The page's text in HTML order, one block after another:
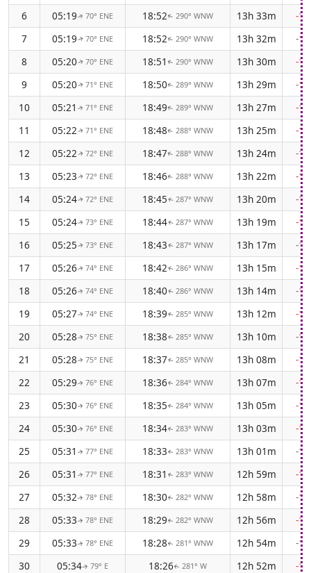
6
05:19↑70° ENE 18:52↑ 290° WNW 13h 33m
-
7
05:19↑70° ENE 18:52↑ 290° WNW 13h 32m
-
8
05:20↑70° ENE 18:51 ↑ 290° WNW 13h 30m
-
9
05:20↑71° ENE 18:50↑ 289° WNW 13h 29m
-
10
05:21 ↑71° ENE 18:49↑ 289° WNW 13h 27m
-
11
05:22↑71° ENE 18:48↑ 288° WNW 13h 25m
-
12
05:22↑72° ENE 18:47↑ 288° WNW 13h 24m
-
13
05:23↑72° ENE 18:46↑ 288° WNW 13h 22m
-
14
05:24↑72° ENE 18:45↑ 287° WNW 13h 20m
-
15
05:24↑73° ENE 18:44↑ 287° WNW 13h 19m
-
16
05:25↑73° ENE 18:43↑ 287° WNW 13h 17m
-
17
05:26↑ 74° ENE 18:42↑ 286° WNW 13h 15m
-
18
05:26↑ 74° ENE 18:40↑ 286° WNW 13h 14m
-
19
05:27↑ 74° ENE 18:39↑ 285° WNW 13h 12m
-
20
05:28↑ 75° ENE 18:38↑ 285° WNW 13h 10m
-
21
05:28↑ 75° ENE 18:37↑ 285° WNW 13h 08m
-
22
05:29↑ 76° ENE 18:36↑ 284° WNW 13h 07m
-
23
05:30↑ 76° ENE 18:35↑ 284° WNW 13h 05m
-
24
05:30↑ 76° ENE 18:34↑ 283° WNW 13h 03m
-
25
05:31 ↑ 77° ENE 18:33↑ 283° WNW 13h 01m
-
26
05:31 ↑ 77° ENE 18:31 ↑ 283° WNW 12h 59m
-
27
05:32↑ 78° ENE 18:30↑ 282° WNW 12h 58m
-
28
05:33↑ 78° ENE 18:29↑ 282° WNW 12h 56m
-
29
05:33↑ 78° ENE 18:28↑ 281° WNW 12h 54m
-
30
05:34↑ 79° E 18:26↑ 281° W 12h 52m
-